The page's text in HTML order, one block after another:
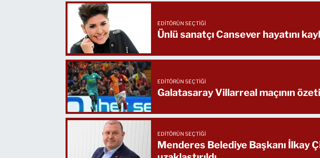
EDITÖRÜN SEÇTIĞI
Ünlü sanatçı Cansever hayatını
EDITÖRÜN SEÇTIĞI
Galatasaray Villarreal maçının
EDITÖRÜN SEÇTIĞI
Menderes Belediye Başkanı İlkay